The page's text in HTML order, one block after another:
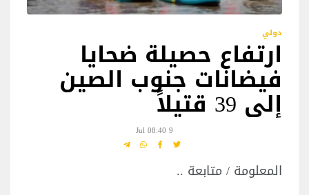
دولي
ارتفاع حصيلة ضحايا
فيضانات جنوب الصين
إلى 39 قتيلاً
9 Jul 08:40
المعلومة / متابعة ..